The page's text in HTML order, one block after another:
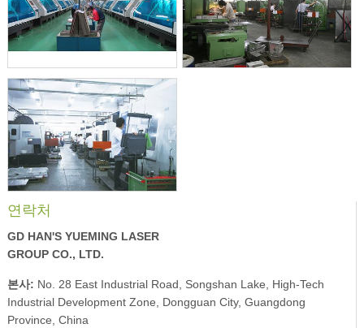
연락처
GD HAN'S YUEMING LASER
GROUP CO., LTD.
본사: No. 28 East Industrial Road, Songshan Lake, High-Tech
Industrial Development Zone, Dongguan City, Guangdong
Province, China